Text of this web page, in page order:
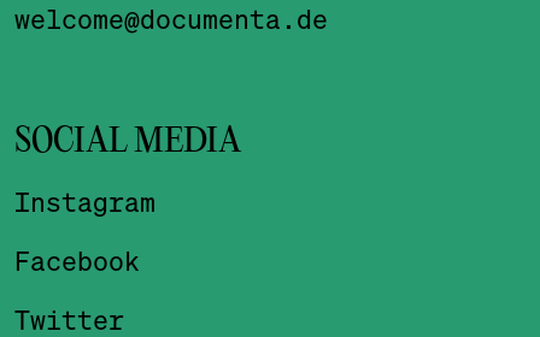
welcome@documenta.de
SOCIAL MEDIA
Instagram
Facebook
Twitter